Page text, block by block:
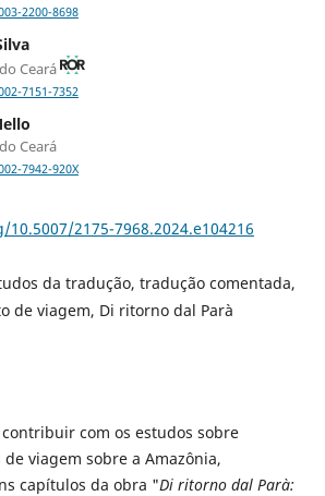
2200-8698
Ceará
7151-7352
Ceará
7942-920X
2175-7968.2024.e104216
da tradução, tradução comentada,
de viagem, Di ritorno dal Parà
com os estudos sobre
viagem sobre a Amazônia,
capítulos da obra "Di ritorno dal Parà: